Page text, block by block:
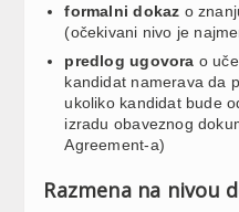
formalni dokaz o
(očekivani nivo je
predlog ugovora o
kandidat namerava da
ukoliko kandidat bude
izradu obaveznog
Agreement-a)
Razmena na nivou